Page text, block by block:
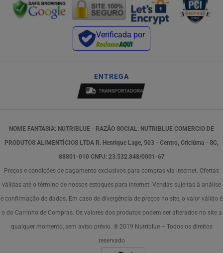
Verificada por
ENTREGA
NOME FANTASIA: NUTRIBLUE - RAZÃO SOCIAL: NUTRIBLUE COMERCIO DE
PRODUTOS ALIMENTÍCIOS LTDA R. Henrique Lage, 503 - Centro, Criciúma - SC,
88801-010 CNPJ: 23.532.848/0001-67
Preços e condições de pagamento exclusivos para compras via internet. Ofertas
válidas até o término de nossos estoques para internet. Vendas sujeitas à análise
e confirmação de dados. Em caso de divergência de preços no site, o valor válido é
o do Carrinho de Compras. Os valores dos produtos podem ser alterados no site a
qualquer momento, sem aviso prévio. ® 2019 Nutriblue – Todos os direitos
reservado